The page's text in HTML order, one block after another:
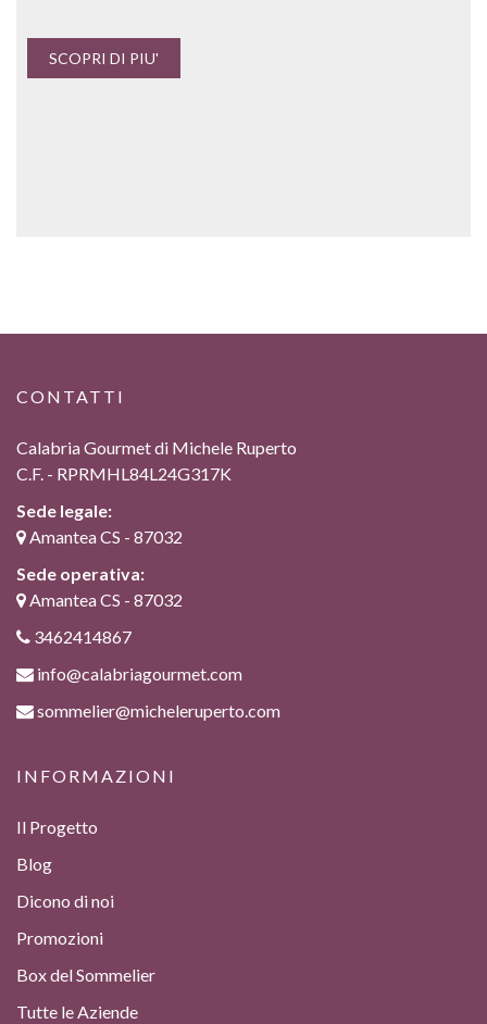
SCOPRI DI PIU'
CONTATTI
Calabria Gourmet di Michele Ruperto
C.F. - RPRMHL84L24G317K
Sede legale:
Amantea CS - 87032
Sede operativa:
Amantea CS - 87032
3462414867
info@calabriagourmet.com
sommelier@micheleruperto.com
INFORMAZIONI
Il Progetto
Blog
Dicono di noi
Promozioni
Box del Sommelier
Tutte le Aziende